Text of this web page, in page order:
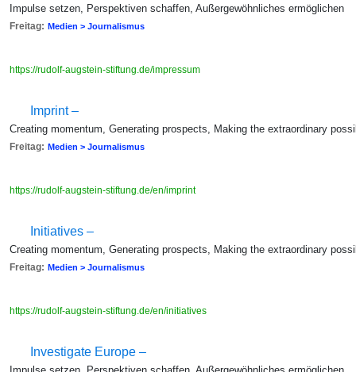
Impulse setzen, Perspektiven schaffen, Außergewöhnliches ermöglichen
Freitag: Medien > Journalismus
https://rudolf-augstein-stiftung.de/impressum
Imprint –
Creating momentum, Generating prospects, Making the extraordinary
Freitag: Medien > Journalismus
https://rudolf-augstein-stiftung.de/en/imprint
Initiatives –
Creating momentum, Generating prospects, Making the extraordinary
Freitag: Medien > Journalismus
https://rudolf-augstein-stiftung.de/en/initiatives
Investigate Europe –